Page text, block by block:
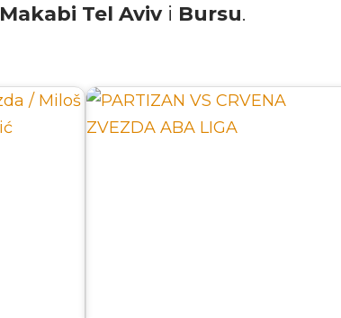
Makabi Tel Avivi Bursu.